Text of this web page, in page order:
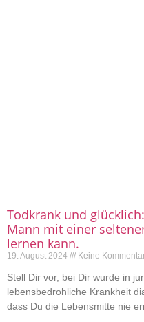
Todkrank und
Mann mit einer
lernen kann.
19. August 2024 Keine
Stell Dir vor, bei Dir wurde in
lebensbedrohliche Krankheit
dass Du die Lebensmitte nie